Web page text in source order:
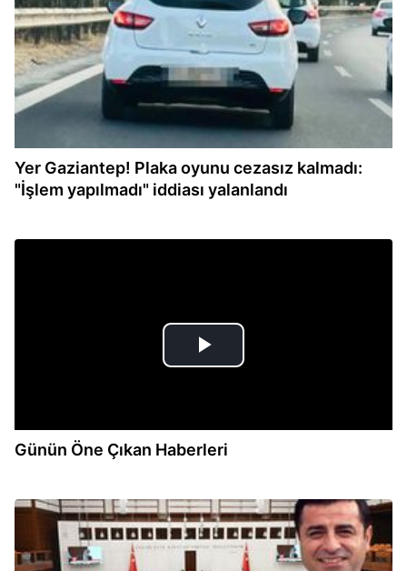
Yer Gaziantep! Plaka oyunu cezasız kalmadı:
"İşlem yapılmadı" iddiası yalanlandı
Günün Öne Çıkan Haberleri
16:02